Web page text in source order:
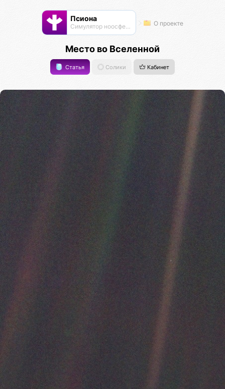
Псиона
Cимулятор ноосферы О проекте
Место во Вселенной
Статья Солики Кабинет